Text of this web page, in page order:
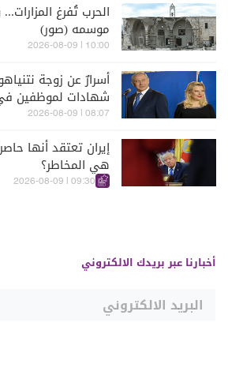
الحرب تُفرغ
موسمه (صور)
10:00 | 2026-08-09
أسرارٌ عن زوجة
شهادات لموظفين
08:07 | 2026-08-09
إيران تعتقد أنها
هي المخاطر؟
09:30 | 2026-08-09
أخبارنا عبر بريدك الالكتروني